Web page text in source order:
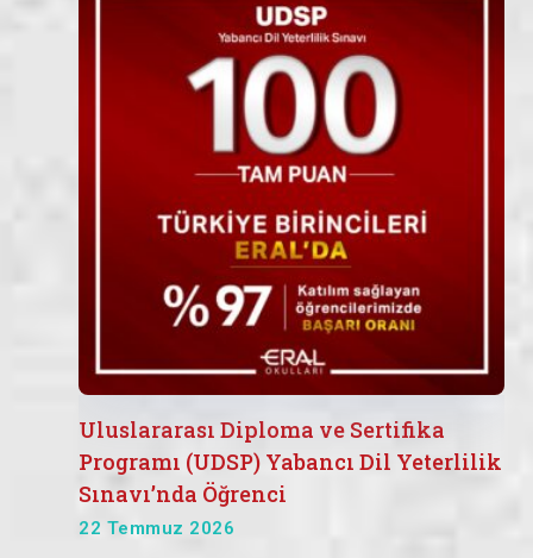
Uluslararası Diploma ve Sertifika
Programı (UDSP) Yabancı Dil Yeterlilik
Sınavı’nda Öğrenci
22 Temmuz 2026